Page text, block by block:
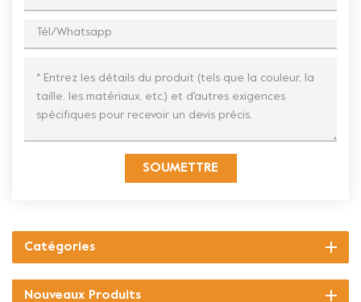
SOUMETTRE
Catégories
Nouveaux Produits